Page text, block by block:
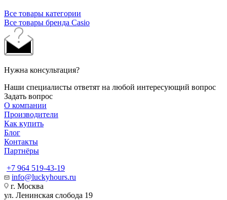
Все товары категории
Все товары бренда Casio
Нужна консультация?
Наши специалисты ответят на любой интересующий вопрос
Задать вопрос
О компании
Производители
Как купить
Блог
Контакты
Партнёры
+7 964 519-43-19
info@luckyhours.ru
г. Москва
ул. Ленинская слобода 19